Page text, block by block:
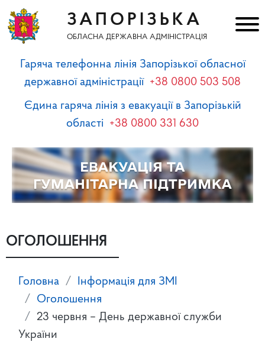
ЗАПОРІЗЬКА
ОБЛАСНА ДЕРЖАВНА АДМІНІСТРАЦІЯ
Гаряча телефонна лінія Запорізької обласної
державної адміністрації +38 0800 503 508
Єдина гаряча лінія з евакуації в Запорізькій
області +38 0800 331 630
ОГОЛОШЕННЯ
Головна
Інформація для ЗМІ
Оголошення
23 червня – День державної служби
України